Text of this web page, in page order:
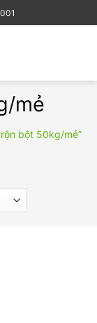
mẻ
bột 50kg/mẻ”